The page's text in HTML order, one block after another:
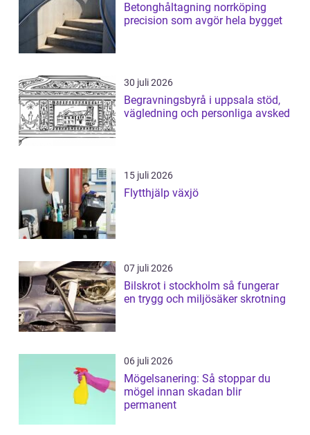
Betonghåltagning norrköping
precision som avgör hela bygget
30 juli 2026
Begravningsbyrå i uppsala stöd,
vägledning och personliga avsked
15 juli 2026
Flytthjälp växjö
07 juli 2026
Bilskrot i stockholm så fungerar
en trygg och miljösäker skrotning
06 juli 2026
Mögelsanering: Så stoppar du
mögel innan skadan blir
permanent